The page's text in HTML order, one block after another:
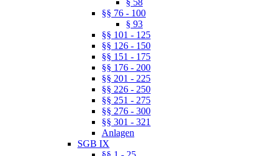
§§ 76 - 100
§ 93
§§ 101 - 125
§§ 126 - 150
§§ 151 - 175
§§ 176 - 200
§§ 201 - 225
§§ 226 - 250
§§ 251 - 275
§§ 276 - 300
§§ 301 - 321
Anlagen
SGB IX